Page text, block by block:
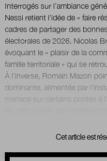
Interrogés sur l’ambiance
Nessi retient l’idée de « faire
cadres de partager des
électorales de 2026. Nicolas
évoquant le « plaisir de la
famille territoriale » qui se
À l’inverse, Romain Mazon
dominante, alimentée par
menace sur certains postes à
Cet article est